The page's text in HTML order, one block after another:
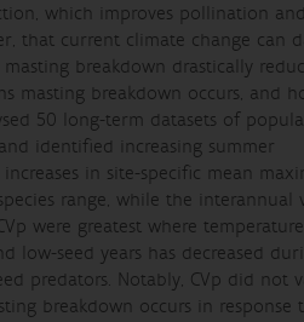
which improves pollination
that current climate change can
breakdown drastically
masting breakdown occurs, and
50 long-term datasets of
identified increasing summer
in site-specific mean
range, while the interannual
were greatest where
low-seed years has decreased
predators. Notably, CVp did not
breakdown occurs in response